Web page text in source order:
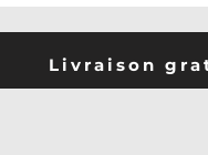
Livraison